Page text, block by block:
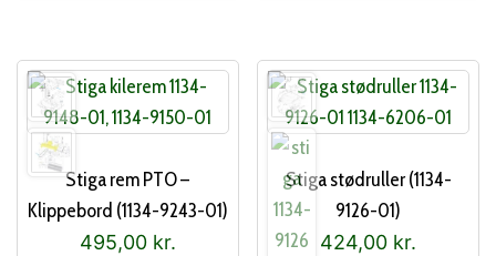
Stiga rem PTO –
Klippebord (1134-9243-01)
495,00 kr.
Stiga stødruller (1134-
9126-01)
424,00 kr.